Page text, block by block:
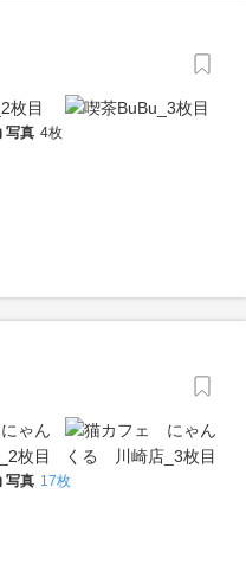
写真 4枚
写真 17枚